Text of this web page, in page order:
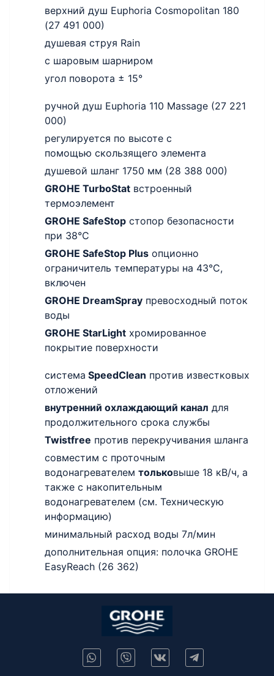
верхний душ Euphoria Cosmopolitan 180
(27 491 000)
душевая струя Rain
с шаровым шарниром
угол поворота ± 15°
ручной душ Euphoria 110 Massage (27 221
000)
регулируется по высоте с
помощью скользящего элемента
душевой шланг 1750 мм (28 388 000)
GROHE TurboStat встроенный
термоэлемент
GROHE SafeStop стопор безопасности
при 38°C
GROHE SafeStop Plus опционно
ограничитель температуры на 43°C,
включен
GROHE DreamSpray превосходный поток
воды
GROHE StarLight хромированное
покрытие поверхности
система SpeedClean против известковых
отложений
внутренний охлаждающий канал для
продолжительного срока службы
Twistfree против перекручивания шланга
совместим с проточным
водонагревателем тольковыше 18 кВ/ч, а
также с накопительным
водонагревателем (см. Техническую
информацию)
минимальный расход воды 7л/мин
дополнительная опция: полочка GROHE
EasyReach (26 362)